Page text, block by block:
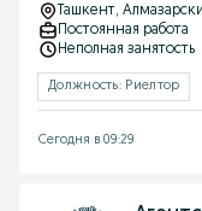
Ташкент,
Постоянная работа
Неполная занятость
Должность: Риелтор
Сегодня в 09:29